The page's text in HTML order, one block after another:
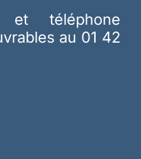
et téléphone
au 01 42